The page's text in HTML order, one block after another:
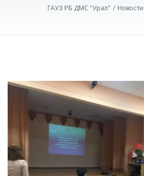
ГАУЗ РБ ДМС "Урал" Новости